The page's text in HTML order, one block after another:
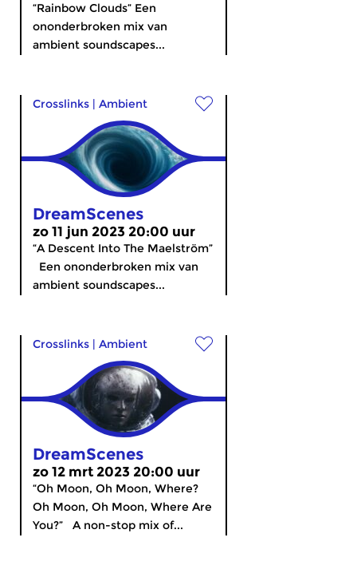
“Rainbow Clouds” Een
ononderbroken mix van
ambient soundscapes...
Crosslinks | Ambient
DreamScenes
zo 11 jun 2023 20:00 uur
“A Descent Into The Maelström”
Een ononderbroken mix van
ambient soundscapes...
Crosslinks | Ambient
DreamScenes
zo 12 mrt 2023 20:00 uur
“Oh Moon, Oh Moon, Where?
Oh Moon, Oh Moon, Where Are
You?” A non-stop mix of...